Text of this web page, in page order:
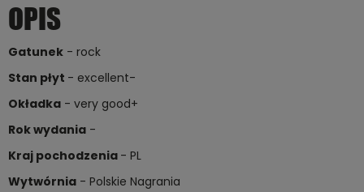
OPIS
Gatunek - rock
Stan płyt - excellent-
Okładka - very good+
Rok wydania -
Kraj pochodzenia - PL
Wytwórnia - Polskie Nagrania